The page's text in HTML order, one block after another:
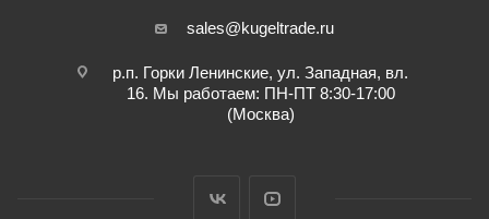
sales@kugeltrade.ru
р.п. Горки Ленинские, ул. Западная, вл.
16. Мы работаем: ПН-ПТ 8:30-17:00
(Москва)